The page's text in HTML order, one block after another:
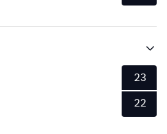
23
22